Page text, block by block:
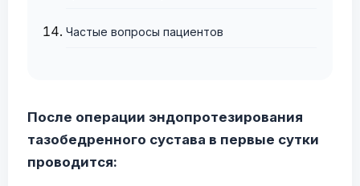
Частые вопросы пациентов
После операции эндопротезирования
тазобедренного сустава в первые сутки
проводится: